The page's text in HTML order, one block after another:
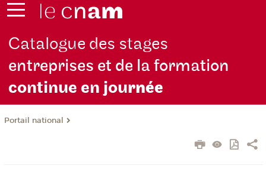
Catalogue des stages
entreprises et de la formation
continue en journée
Portail national